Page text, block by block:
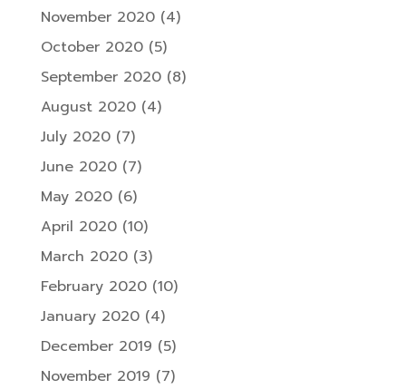
November 2020(4)
October 2020(5)
September 2020(8)
August 2020(4)
July 2020(7)
June 2020(7)
May 2020(6)
April 2020(10)
March 2020(3)
February 2020(10)
January 2020(4)
December 2019 (5)
November 2019 (7)